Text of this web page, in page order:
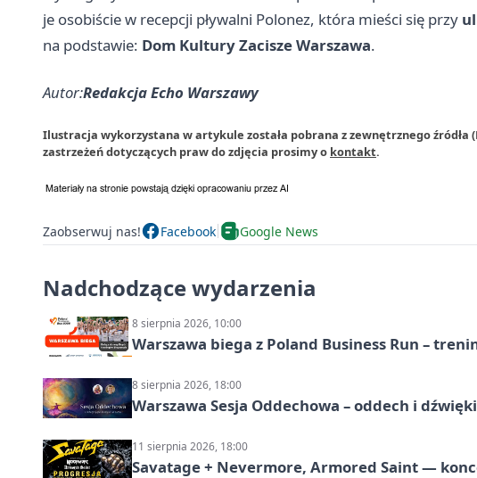
je osobiście w recepcji pływalni Polonez, która mieści się przy
na podstawie: Dom Kultury Zacisze Warszawa.
Autor:Redakcja Echo Warszawy
Ilustracja wykorzystana w artykule została pobrana z zewnętrznego źródła
zastrzeżeń dotyczących praw do zdjęcia prosimy o kontakt.
Zaobserwuj nas! Facebook Google News
Nadchodzące wydarzenia
8 sierpnia 2026, 10:00
Warszawa biega z Poland Business Run –
8 sierpnia 2026, 18:00
Warszawa Sesja Oddechowa – oddech i dźwięki
11 sierpnia 2026, 18:00
Savatage + Nevermore, Armored Saint —